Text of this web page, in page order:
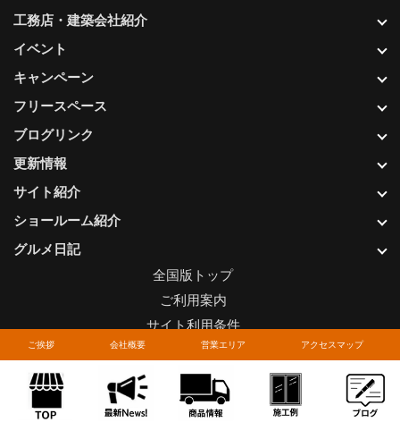
ご挨拶 会社概要 営業エリア アクセスマップ
更新情報
サイト紹介
ショールーム紹介
グルメ日記
工務店・建築会社紹介
イベント
キャンペーン
フリースペース
ブログリンク
全国版トップ
ご利用案内
サイト利用条件
プライバシーポリシー
関連リンク
お問い合わせについて